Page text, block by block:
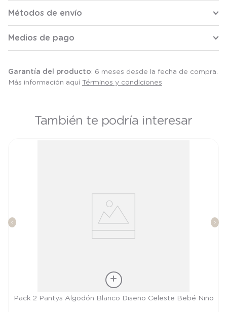
Métodos de envío
Medios de pago
Garantía del producto: 6 meses desde la fecha de compra.
Más información aquí Términos y condiciones
También te podría interesar
Talla
Pack 2 Pantys Algodón Blanco Diseño Celeste Bebé Niño